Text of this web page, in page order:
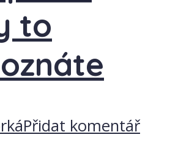
to
Přidat komentář